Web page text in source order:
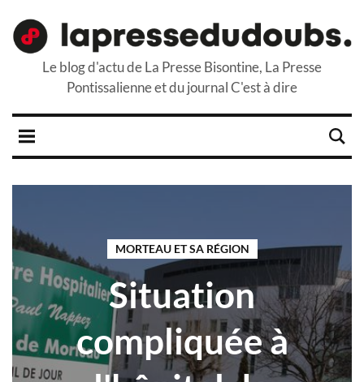
Le blog d'actu de La Presse Bisontine, La Presse
Pontissalienne et du journal C'est à dire
MORTEAU ET SA RÉGION
Situation
compliquée à